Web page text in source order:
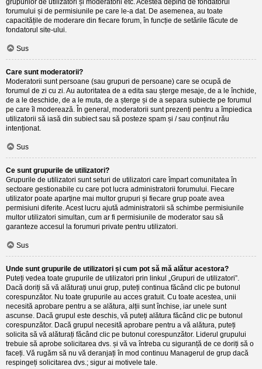
grupurilor de utilizatori și moderatorii etc. Acestea depind de fondatorul
forumului și de permisiunile pe care le-a dat. De asemenea, au toate
capacitățile de moderare din fiecare forum, în funcție de setările făcute de
fondatorul site-ului.
Sus
Care sunt moderatorii?
Moderatorii sunt persoane (sau grupuri de persoane) care se ocupă de
forumul de zi cu zi. Au autoritatea de a edita sau șterge mesaje, de a le închide,
de a le deschide, de a le muta, de a șterge și de a separa subiecte pe forumul
pe care îl moderează. În general, moderatorii sunt prezenți pentru a împiedica
utilizatorii să iasă din subiect sau să posteze spam și / sau conținut rău
intenționat.
Sus
Ce sunt grupurile de utilizatori?
Grupurile de utilizatori sunt seturi de utilizatori care împart comunitatea în
sectoare gestionabile cu care pot lucra administratorii forumului. Fiecare
utilizator poate aparține mai multor grupuri și fiecare grup poate avea
permisiuni diferite. Acest lucru ajută administratorii să schimbe permisiunile
multor utilizatori simultan, cum ar fi permisiunile de moderator sau să
garanteze accesul la forumuri private pentru utilizatori.
Sus
Unde sunt grupurile de utilizatori și cum pot să mă alătur acestora?
Puteți vedea toate grupurile de utilizatori prin linkul „Grupuri de utilizatori”.
Dacă doriți să vă alăturați unui grup, puteți continua făcând clic pe butonul
corespunzător. Nu toate grupurile au acces gratuit. Cu toate acestea, unii
necesită aprobare pentru a se alătura, alții sunt închise, iar unele sunt
ascunse. Dacă grupul este deschis, vă puteți alătura făcând clic pe butonul
corespunzător. Dacă grupul necesită aprobare pentru a vă alătura, puteți
solicita să vă alăturați făcând clic pe butonul corespunzător. Liderul grupului
trebuie să aprobe solicitarea dvs. și vă va întreba cu siguranță de ce doriți să o
faceți. Vă rugăm să nu vă deranjați în mod continuu Managerul de grup dacă
respingeți solicitarea dvs.; sigur ai motivele tale.